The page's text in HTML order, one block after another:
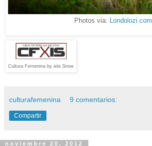
Photos via: Londolozi.com
Cultura Femenina by iela Snow
culturafemenina 9 comentarios:
Compartir
noviembre 20, 2012